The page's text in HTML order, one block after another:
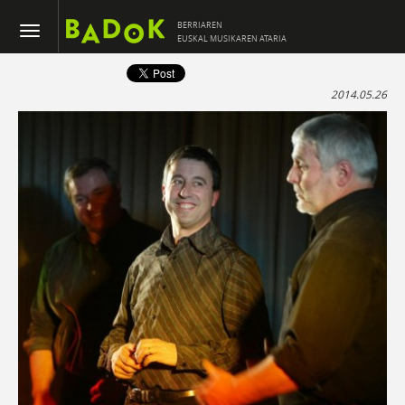
BERRIAREN
EUSKAL MUSIKAREN ATARIA
2014.05.26